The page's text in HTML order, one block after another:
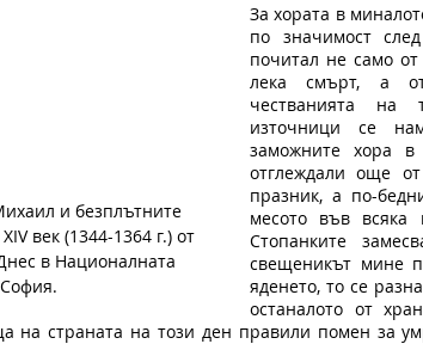
и безплътните
век (1344-1364 г.) от
в Националната
София.
За хората в
по значимост
почитал не само
лека смърт, а
честванията на
източници се
заможните хора в
отглеждали още
празник, а по-
месото във всяка
Стопанките
свещеникът мине
яденето, то се
останалото от
на страната на този ден правили помен за